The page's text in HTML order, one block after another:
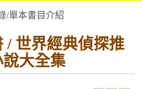
/單本書目介紹
/ 世界經典偵探推
大全集